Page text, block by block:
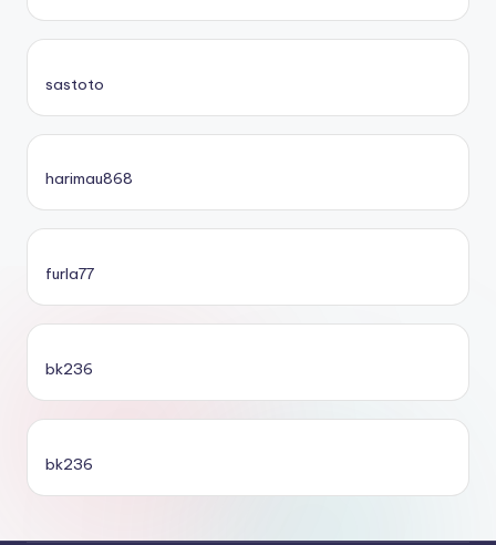
sastoto
harimau868
furla77
bk236
bk236